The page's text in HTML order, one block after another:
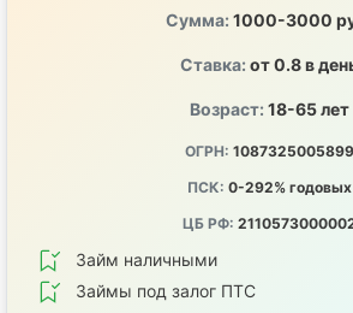
Сумма: 1000-3000
Ставка: от 0.8 в
Возраст: 18-65 лет
ОГРН: 1087325005899
ПСК: 0-292% годовых
ЦБ РФ:
Займ наличными
Займы под залог ПТС